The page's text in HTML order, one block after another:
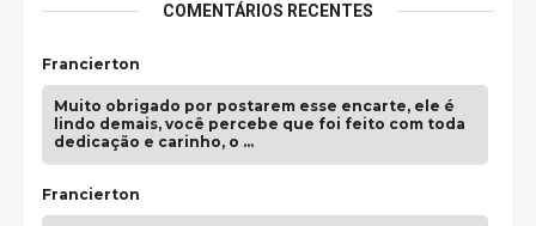
COMENTÁRIOS RECENTES
Francierton
Muito obrigado por postarem esse encarte, ele é
lindo demais, você percebe que foi feito com toda
dedicação e carinho, o …
Francierton